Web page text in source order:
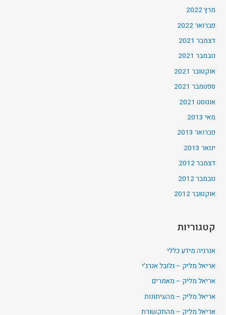
מרץ 2022
פברואר 2022
דצמבר 2021
נובמבר 2021
אוקטובר 2021
ספטמבר 2021
אוגוסט 2021
מאי 2013
פברואר 2013
ינואר 2013
דצמבר 2012
נובמבר 2012
אוקטובר 2012
קטגוריות
אנרגיה מידע כללי
אריאל מליק – גלובל אנרג'י
אריאל מליק – מאמרים
אריאל מליק – מהעיתונות
אריאל מליק – מהתקשורת